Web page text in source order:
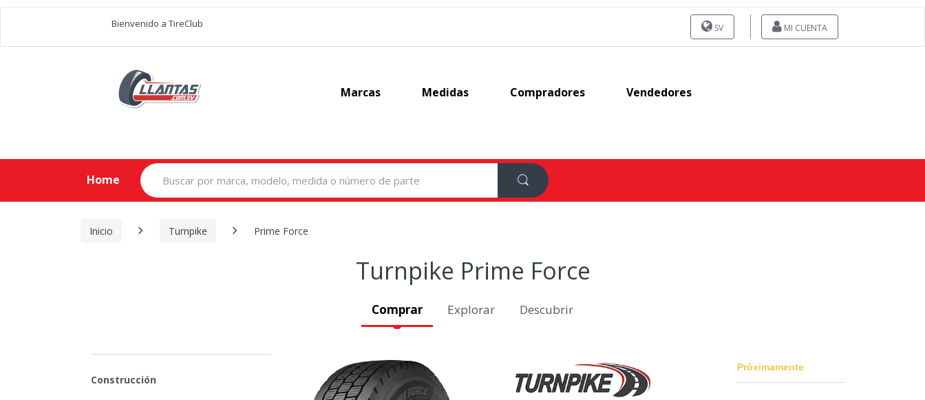
Bienvenido a TireClub SV MI CUENTA
Marcas Medidas Compradores Vendedores
Home
Search
for:
Inicio Turnpike Prime Force
Turnpike Prime Force
Comprar Explorar Descubrir
Próximamente
Construcción